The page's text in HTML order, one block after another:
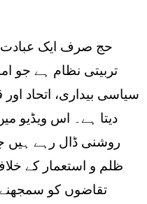
حج صرف ایک
تربیتی نظام ہے جو
سیاسی بیداری، اتحاد
دیتا ہے۔ اس ویڈیو
روشنی ڈال رہے ہیں
ظلم و استعمار کے
تقاضوں کو سمجھنے